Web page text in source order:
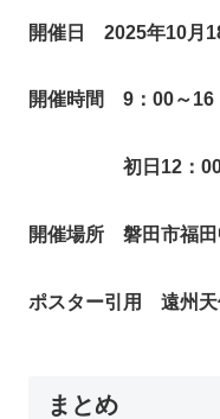
開催日 2025年10月
開催時間 9：00～16
初日12：
開催場所 磐田市福田
ポスター引用 遠州天
まとめ